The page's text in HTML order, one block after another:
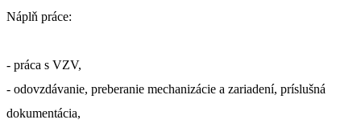
Náplň práce:
- práca s VZV,
- odovzdávanie, preberanie mechanizácie a zariadení, príslušná
dokumentácia,